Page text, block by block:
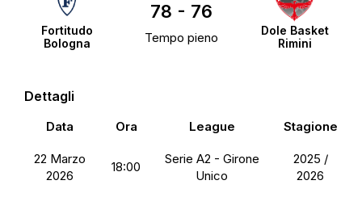
Fortitudo
Bologna
Dole Basket
Rimini
78 - 76
Tempo pieno
Dettagli
Data Ora League Stagione
22 Marzo
2026
18:00
Serie A2 - Girone
Unico
2025 /
2026